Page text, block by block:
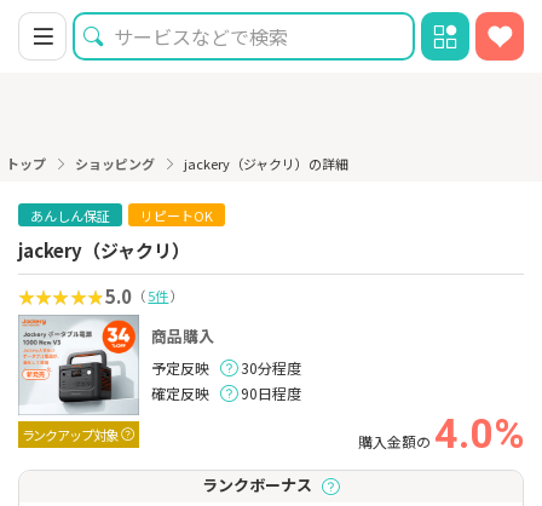
トップ ショッピング jackery（ジャクリ）の詳細
あんしん保証 リピートOK
jackery（ジャクリ）
5.0 （5件）
ランクアップ対象
商品購入
予定反映
30分程度
確定反映
90日程度
購入金額の 4.0%
ランクボーナス